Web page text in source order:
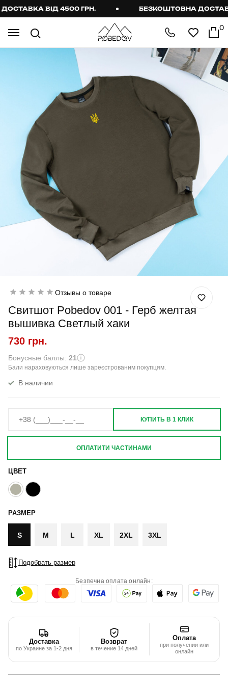
ВІД 4500 ГРН. БЕЗКОШТОВНА ДОСТАВКА
0
Отзывы о товаре
Свитшот Pobedov 001 - Герб желтая
вышивка Светлый хаки
730 грн.
Бонусные баллы: 21
Бали нараховуються лише зареєстрованим покупцям.
В наличии
ЦВЕТ
РАЗМЕР
S M L XL 2XL 3XL
Подобрать размер
КУПИТЬ В 1 КЛИК
ОПЛАТИТИ ЧАСТИНАМИ
Безпечна оплата онлайн:
Доставка
по Украине за 1-2 дня
Возврат
в течение 14 дней
Оплата
при получении или
онлайн